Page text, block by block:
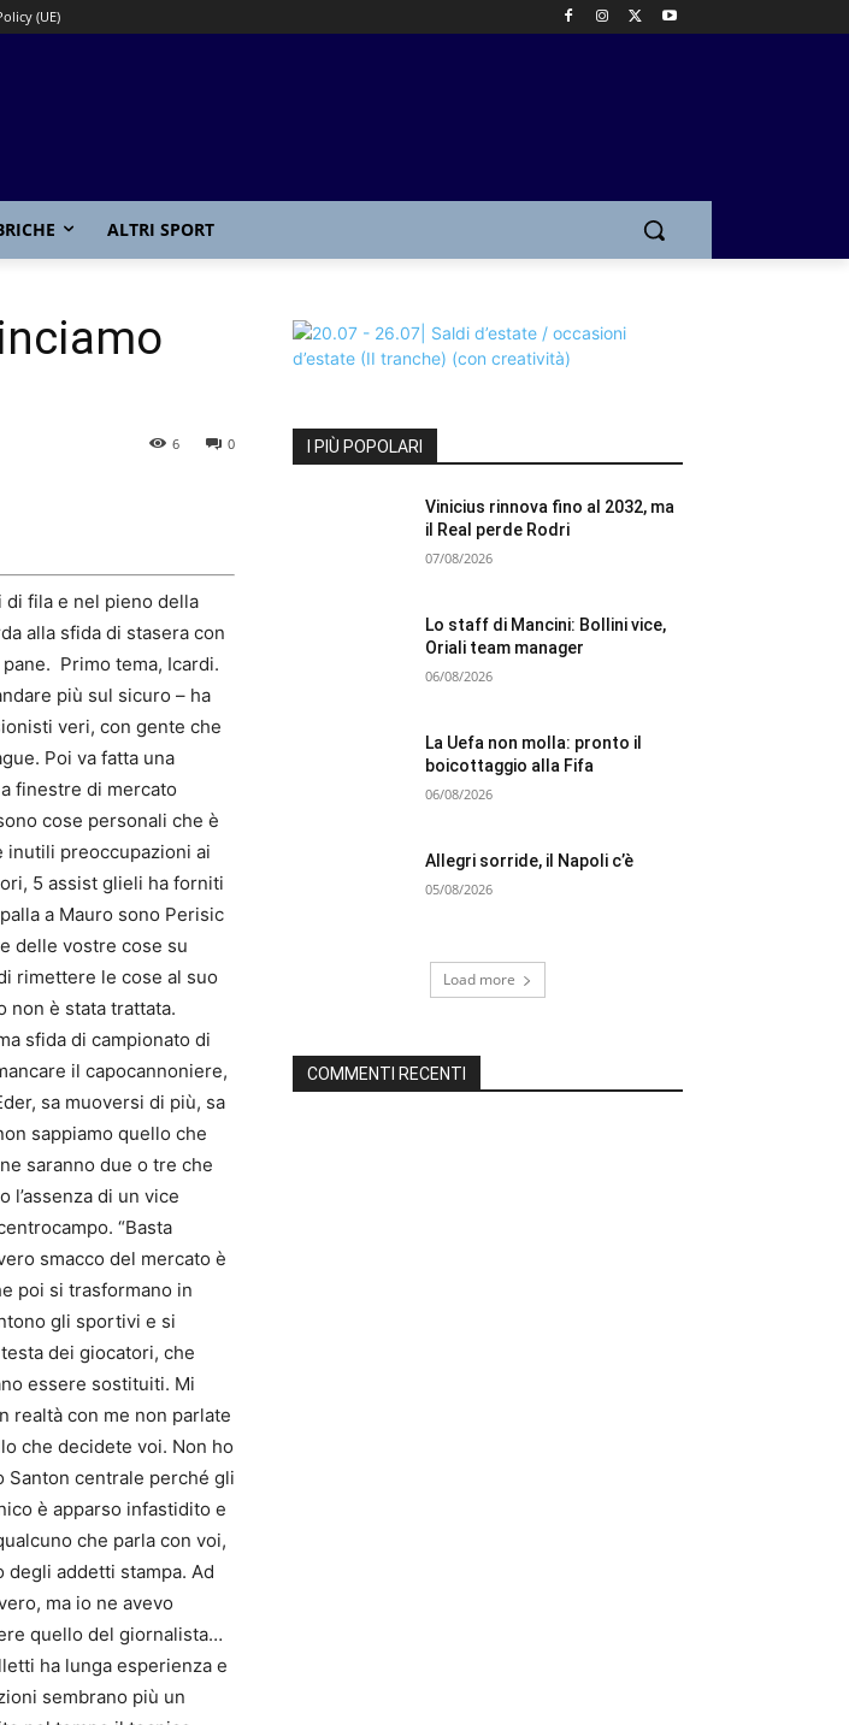
(UE)
ALTRI SPORT
0
6
fila e nel pieno della
alla sfida di stasera con
Primo tema, Icardi.
più sul sicuro – ha
veri, con gente che
Poi va fatta una
finestre di mercato
cose personali che è
inutili preoccupazioni ai
5 assist glieli ha forniti
a Mauro sono Perisic
delle vostre cose su
rimettere le cose al suo
non è stata trattata.
sfida di campionato di
il capocannoniere,
sa muoversi di più, sa
sappiamo quello che
saranno due o tre che
l’assenza di un vice
“Basta
smacco del mercato è
poi si trasformano in
gli sportivi e si
dei giocatori, che
essere sostituiti. Mi
realtà con me non parlate
che decidete voi. Non ho
Santon centrale perché gli
è apparso infastidito e
che parla con voi,
degli addetti stampa. Ad
ma io ne avevo
quello del giornalista…
ha lunga esperienza e
sembrano più un
I PIÙ POPOLARI
Vinicius rinnova fino al 2032, ma
il Real perde Rodri
07/08/2026
Lo staff di Mancini: Bollini vice,
Oriali team manager
06/08/2026
La Uefa non molla: pronto il
boicottaggio alla Fifa
06/08/2026
Allegri sorride, il Napoli c’è
05/08/2026
Load more
COMMENTI RECENTI